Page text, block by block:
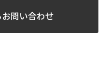
問い合わせ